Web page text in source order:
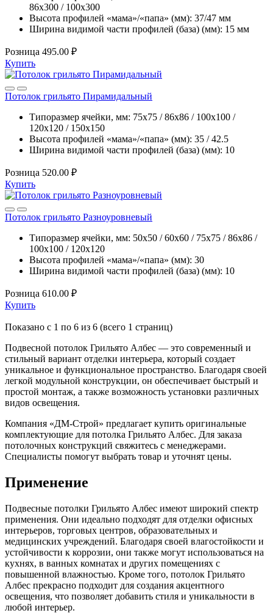
86х300 / 100х300
Высота профилей «мама»/«папа» (мм): 37/47 мм
Ширина видимой части профилей (база) (мм): 15 мм
Розница 495.00 ₽
Купить
Потолок грильято Пирамидальный
Типоразмер ячейки, мм: 75х75 / 86х86 / 100х100 /
120х120 / 150х150
Высота профилей «мама»/«папа» (мм): 35 / 42.5
Ширина видимой части профилей (база) (мм): 10
Розница 520.00 ₽
Купить
Потолок грильято Разноуровневый
Типоразмер ячейки, мм: 50х50 / 60х60 / 75х75 / 86х86 /
100х100 / 120х120
Высота профилей «мама»/«папа» (мм): 30
Ширина видимой части профилей (база) (мм): 10
Розница 610.00 ₽
Купить
Показано с 1 по 6 из 6 (всего 1 страниц)
Подвесной потолок Грильято Албес — это современный и
стильный вариант отделки интерьера, который создает
уникальное и функциональное пространство. Благодаря своей
легкой модульной конструкции, он обеспечивает быстрый и
простой монтаж, а также возможность установки различных
видов освещения.
Компания «ДМ-Строй» предлагает купить оригинальные
комплектующие для потолка Грильято Албес. Для заказа
потолочных конструкций свяжитесь с менеджерами.
Специалисты помогут выбрать товар и уточнят цены.
Применение
Подвесные потолки Грильято Албес имеют широкий спектр
применения. Они идеально подходят для отделки офисных
интерьеров, торговых центров, образовательных и
медицинских учреждений. Благодаря своей влагостойкости и
устойчивости к коррозии, они также могут использоваться на
кухнях, в ванных комнатах и других помещениях с
повышенной влажностью. Кроме того, потолок Грильято
Албес прекрасно подходит для создания акцентного
освещения, что позволяет добавить стиля и уникальности в
любой интерьер.